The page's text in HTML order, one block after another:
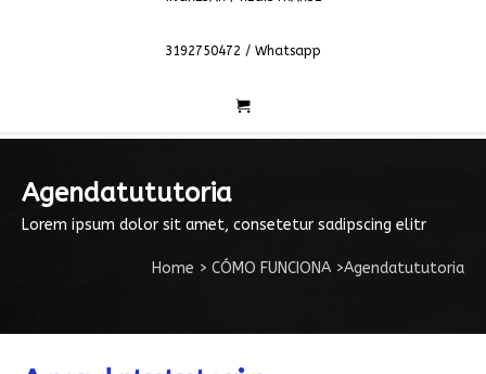
3192750472 / Whatsapp
Agendatututoria
Lorem ipsum dolor sit amet, consetetur sadipscing elitr
Home > CÓMO FUNCIONA >Agendatututoria